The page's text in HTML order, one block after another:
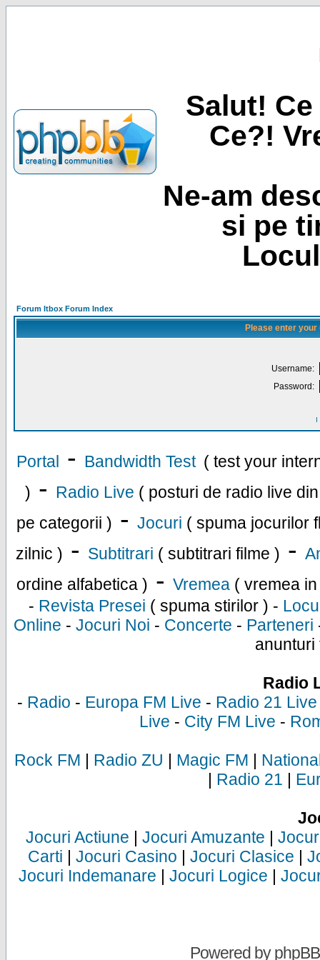
Salut!
Ce?!
Ne-am
si pe
Forum Itbox Forum Index
Please enter
Username:
Password:
I
Portal - Bandwidth Test ( test your
) - Radio Live ( posturi de radio live
pe categorii ) - Jocuri ( spuma jocurilor
zilnic ) - Subtitrari ( subtitrari filme ) -
ordine alfabetica ) - Vremea ( vremea
- Revista Presei ( spuma stirilor ) -
Online - Jocuri Noi - Concerte - Parteneri
anunturi
Radio
- Radio - Europa FM Live - Radio 21 Live
Live - City FM Live -
Rock FM | Radio ZU | Magic FM |
| Radio 21 |
Jocuri Actiune | Jocuri Amuzante |
Carti | Jocuri Casino | Jocuri Clasice |
Jocuri Indemanare | Jocuri Logice |
Powered byphpBB